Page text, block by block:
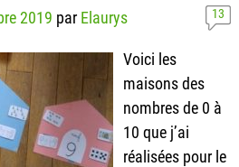
2019 par Elaurys 13
Voici les
maisons des
nombres de 0 à
10 que j’ai
réalisées pour le